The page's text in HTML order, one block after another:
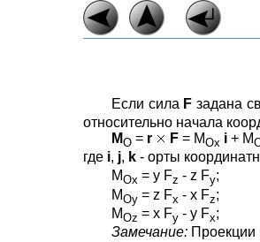
Если сила F задана
относительно начала
MO = r F = MOx i + M
где i, j, k - орты
MOx = y Fz - z Fy;
MOy = z Fx - x Fz;
MOz = x Fy - y Fx;
Замечание: Проекции